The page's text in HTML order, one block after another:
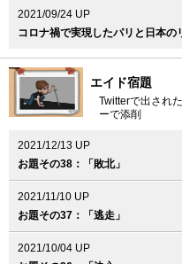
2021/09/24 UP
エイド宿題
Twitterで出され
ーで添削
2021/12/13 UP
お題その38：「敗北」
2021/11/10 UP
お題その37：「逃走」
2021/10/04 UP